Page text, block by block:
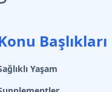
Başlıkları
Yaşam